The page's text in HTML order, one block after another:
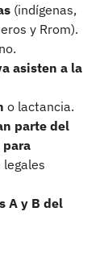
(indígenas,
y Rrom).
asisten a la
o lactancia.
parte del
para
A y B del